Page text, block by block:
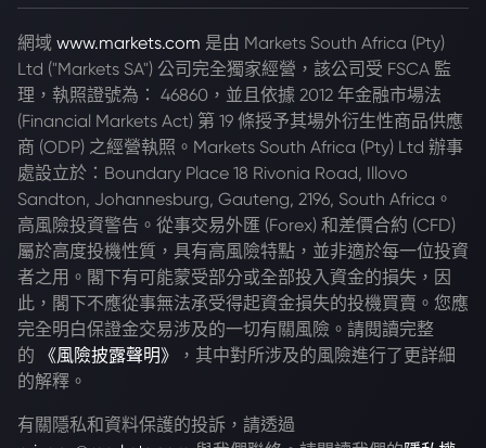
網域 www.markets.com 是由 Markets South Africa (Pty)
Ltd ("Markets SA") 公司完全獨家經營，該公司受 FSCA 監
理，執照證號為： 46860，並且依據 2012 年金融市場法
(Financial Markets Act) 第 19 條授予其場外衍生性商品供應
商 (ODP) 之經營執照。Markets South Africa (Pty) Ltd 辦事
處設立於：Boundary Place 18 Rivonia Road, Illovo
Sandton, Johannesburg, Gauteng, 2196, South Africa。
高風險投資警告。從事交易外匯 (Forex) 和差價合約 (CFD)
屬於高度投機性質，具有高風險特點，並非適於每一位投資
者之用。閣下有可能蒙受部分或全部投入資金的損失，因
此，閣下不應從事無法承受得起資金損失的投機買賣。您應
完全明白保證金交易涉及的一切有關風險。請閱讀完整
的
《風險披露聲明》
，其中對所涉及的風險進行了更詳細
的解釋。
有關隱私和資料保護的投訴，請透過